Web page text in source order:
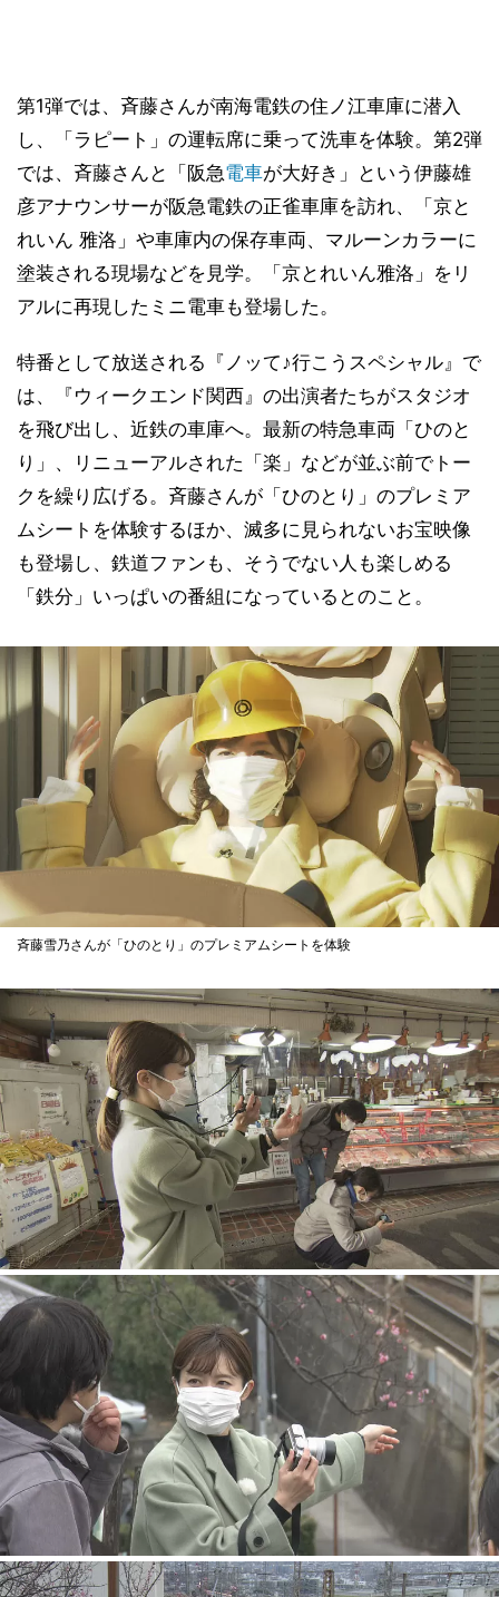
第1弾では、斉藤さんが南海電鉄の住ノ江車庫に潜入
し、「ラピート」の運転席に乗って洗車を体験。第2弾
では、斉藤さんと「阪急電車が大好き」という伊藤雄
彦アナウンサーが阪急電鉄の正雀車庫を訪れ、「京と
れいん 雅洛」や車庫内の保存車両、マルーンカラーに
塗装される現場などを見学。「京とれいん雅洛」をリ
アルに再現したミニ電車も登場した。
特番として放送される『ノッて♪行こうスペシャル』で
は、『ウィークエンド関西』の出演者たちがスタジオ
を飛び出し、近鉄の車庫へ。最新の特急車両「ひのと
り」、リニューアルされた「楽」などが並ぶ前でトー
クを繰り広げる。斉藤さんが「ひのとり」のプレミア
ムシートを体験するほか、滅多に見られないお宝映像
も登場し、鉄道ファンも、そうでない人も楽しめる
「鉄分」いっぱいの番組になっているとのこと。
斉藤雪乃さんが「ひのとり」のプレミアムシートを体験